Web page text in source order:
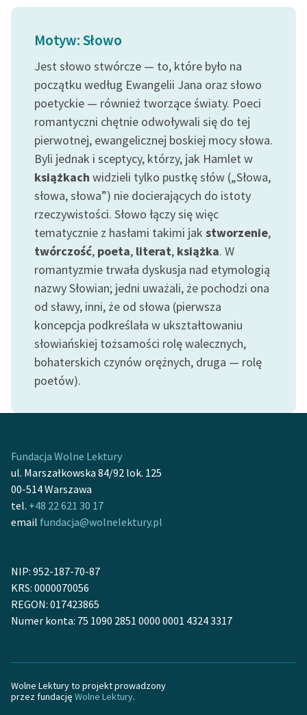
słuchania dla uczennic i
niepełnosprawnościami
Feministyczne inspiracje.
Popularyzacja
skandynawskiej literatury
feministycznej
Ręce pełne poezji
Kolekcje edukacyjne
twórców przechodzących
do domeny publicznej,
lektur szkolnych oraz
Starego Testamentu
Odkurzamy bohaterów
Szkoła Poezji Wolnych
Lektur
O nas
Kontakt
O projekcie
Zasady wykorzystania
Wolnych Lektur
Logotypy
Polityka prywatności
Regulamin biblioteki
Dane fundacji i
Regulamin darowizn
Informacja o treściach
Motyw: Słowo
Jest słowo stwórcze — to, które było na
początku według Ewangelii Jana oraz słowo
poetyckie — również tworzące światy. Poeci
romantyczni chętnie odwoływali się do tej
pierwotnej, ewangelicznej boskiej mocy słowa.
Byli jednak i sceptycy, którzy, jak Hamlet w
książkach widzieli tylko pustkę słów („Słowa,
słowa, słowa”) nie docierających do istoty
rzeczywistości. Słowo łączy się więc
tematycznie z hasłami takimi jak stworzenie,
twórczość, poeta, literat, książka. W
romantyzmie trwała dyskusja nad etymologią
nazwy Słowian; jedni uważali, że pochodzi ona
od sławy, inni, że od słowa (pierwsza
koncepcja podkreślała w ukształtowaniu
słowiańskiej tożsamości rolę walecznych,
bohaterskich czynów orężnych, druga — rolę
poetów).
Fundacja Wolne Lektury
ul. Marszałkowska 84/92 lok. 125
00-514 Warszawa
tel. +48 22 621 30 17
email fundacja@wolnelektury.pl
NIP: 952-187-70-87
KRS: 0000070056
REGON: 017423865
Numer konta: 75 1090 2851 0000 0001 4324 3317
Wolne Lektury to projekt prowadzony
przez fundację Wolne Lektury.